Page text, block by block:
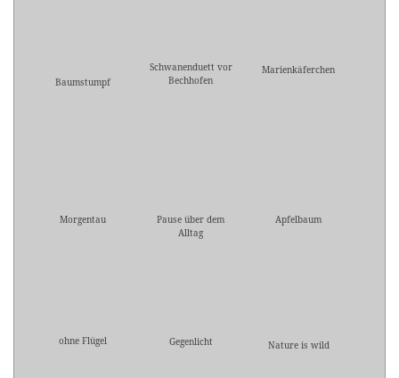
Baumstumpf
Schwanenduett vor
Bechhofen
Marienkäferchen
Morgentau
Pause über dem
Alltag
Apfelbaum
ohne Flügel Gegenlicht Nature is wild